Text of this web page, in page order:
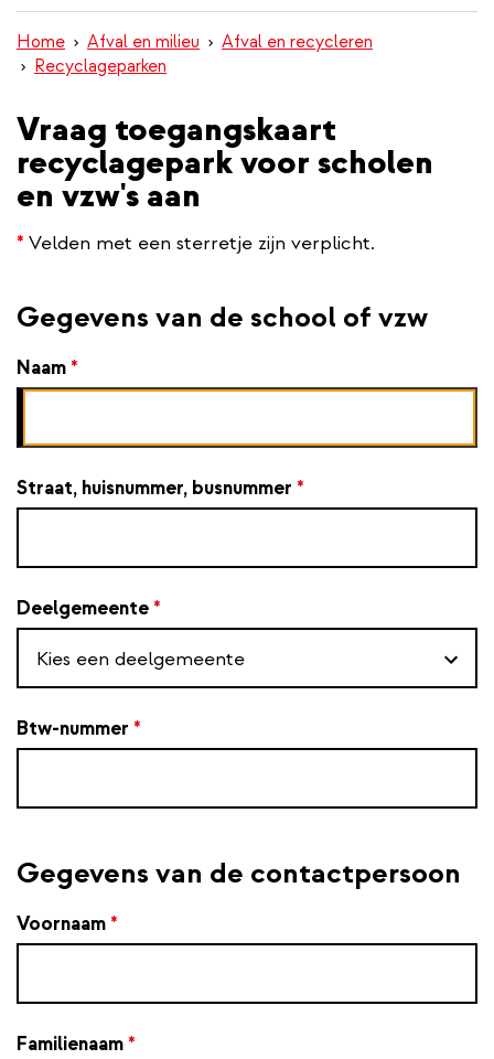
inhoud
gaan
Home Afval en milieu
Afval en recycleren
Recyclageparken
Vraag toegangskaart
recyclagepark voor scholen
en vzw's aan
* Velden met een sterretje zijn verplicht.
Gegevens van de school of vzw
Naam *
Straat, huisnummer, busnummer *
Deelgemeente *
Btw-nummer *
Gegevens van de contactpersoon
Voornaam *
Familienaam *